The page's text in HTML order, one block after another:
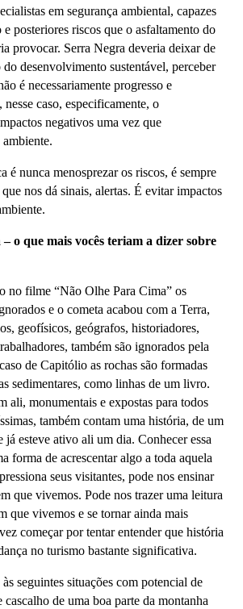
em segurança ambiental, capazes
posteriores riscos que o asfaltamento do
provocar. Serra Negra deveria deixar de
do desenvolvimento sustentável, perceber
é necessariamente progresso e
caso, especificamente, o
negativos uma vez que
é nunca menosprezar os riscos, é sempre
nos dá sinais, alertas. É evitar impactos
o que mais vocês teriam a dizer sobre
no filme “Não Olhe Para Cima” os
e o cometa acabou com a Terra,
geofísicos, geógrafos, historiadores,
também são ignorados pela
de Capitólio as rochas são formadas
sedimentares, como linhas de um livro.
ali, monumentais e expostas para todos
também contam uma história, de um
já esteve ativo ali um dia. Conhecer essa
forma de acrescentar algo a toda aquela
seus visitantes, pode nos ensinar
que vivemos. Pode nos trazer uma leitura
que vivemos e se tornar ainda mais
começar por tentar entender que história
no turismo bastante significativa.
seguintes situações com potencial de
de uma boa parte da montanha